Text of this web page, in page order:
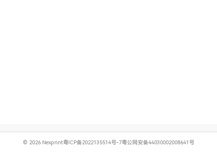
© 2026 Nexprint粤ICP备2022135514号-7粤公网安备44030002008641号